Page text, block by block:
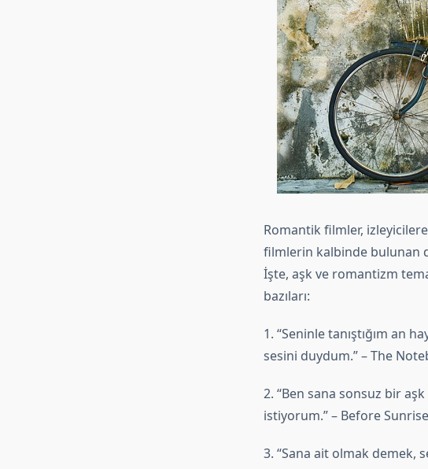
Romantik filmler,
filmlerin kalbinde bulunan
İşte, aşk ve romantizm
bazıları:
1. “Seninle tanıştığım an
sesini duydum.” – The
2. “Ben sana sonsuz bir
istiyorum.” – Before
3. “Sana ait olmak demek,